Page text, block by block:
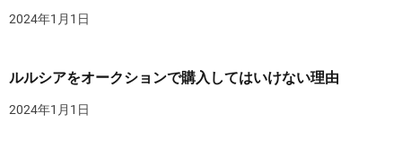
2024年1月1日
ルルシアをオークションで購入してはいけない理由
2024年1月1日